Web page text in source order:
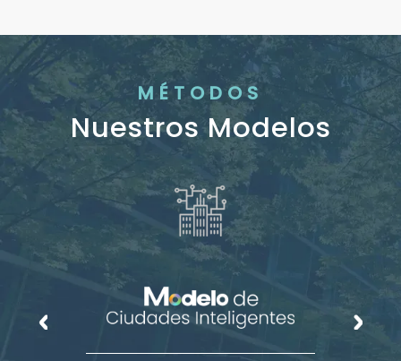
MÉTODOS
Nuestros Modelos